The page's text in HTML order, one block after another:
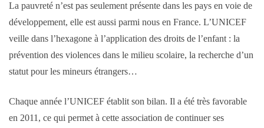
La pauvreté n’est pas seulement présente dans les pays en voie de
développement, elle est aussi parmi nous en France. L’UNICEF
veille dans l’hexagone à l’application des droits de l’enfant : la
prévention des violences dans le milieu scolaire, la recherche d’un
statut pour les mineurs étrangers…
Chaque année l’UNICEF établit son bilan. Il a été très favorable
en 2011, ce qui permet à cette association de continuer ses